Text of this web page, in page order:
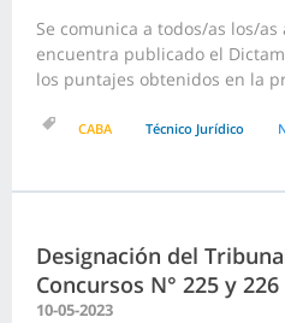
Se comunica a todos/as los/
encuentra publicado el
los puntajes obtenidos en la
CABA Técnico Jurídico
Designación del
Concursos N° 225 y 226
10-05-2023